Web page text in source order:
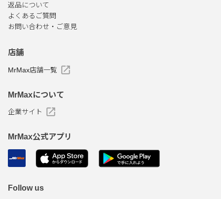
返品について
よくあるご質問
お問い合わせ・ご意見
店舗
MrMax店舗一覧
MrMaxについて
企業サイト
MrMax公式アプリ
Follow us